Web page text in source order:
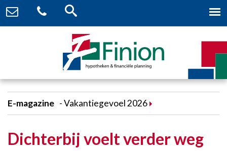
E-magazine Vakantiegevoel 2026
Dichterbij voelt verder weg